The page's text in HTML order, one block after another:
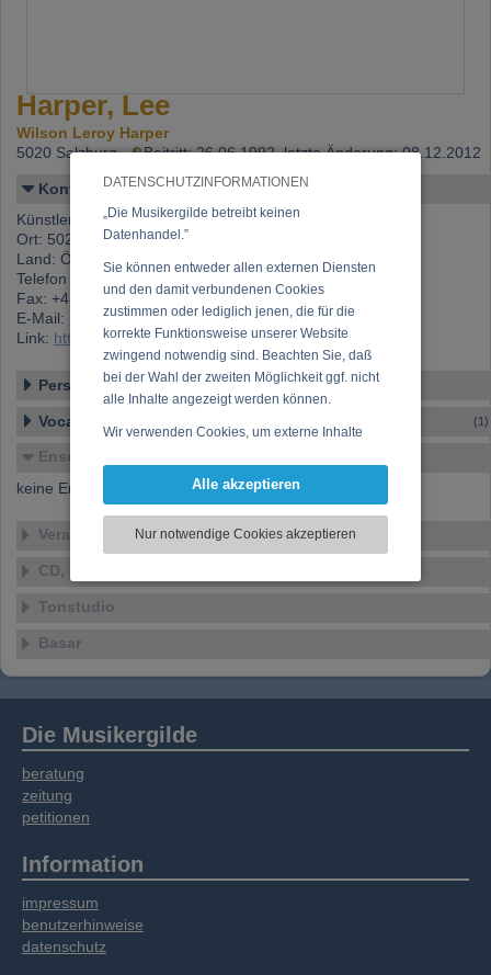
DATENSCHUTZINFORMATIONEN
„Die Musikergilde betreibt keinen
Datenhandel.”
Sie können entweder allen externen Diensten
und den damit verbundenen Cookies
zustimmen oder lediglich jenen, die für die
korrekte Funktionsweise unserer Website
zwingend notwendig sind. Beachten Sie, daß
bei der Wahl der zweiten Möglichkeit ggf. nicht
alle Inhalte angezeigt werden können.
Wir verwenden Cookies, um externe Inhalte
Funktionen für soziale Medien anbieten zu
zu analysieren. Dabei werden ggf.
Informationen zu Ihrer Verwendung unserer
soziale Medien, Werbung und Analysen
weitergegeben. Unsere Partner führen diese
oder die sie im Rahmen Ihrer Nutzung der
Dienste gesammelt haben.
Alle akzeptieren
Nur notwendige Cookies akzeptieren
Harper, Lee
Wilson Leroy Harper
5020 Salzburg,
Beitritt: 26.06.1992, letzte Änderung: 08.12.2012
Kontakt
Künstlername: Harper, Lee
Ort: 5020 Salzburg
Land: Österreich
Telefon 1: +43 (0)662 870 05 1
Fax: +43 (0)662 870 05 1
E-Mail:
lee.harper@aon.at
Link: https://www.musikergilde.at/mitglied/477.htm
Personen-Details
Vocal – Instrumental – Komposition... (1)
Ensembles
keine Ensembles verfügbar
Veranstaltungen
CD, DVD, Vinyl
Tonstudio
Basar
Die Musikergilde
beratung
zeitung
petitionen
Information
impressum
benutzerhinweise
datenschutz